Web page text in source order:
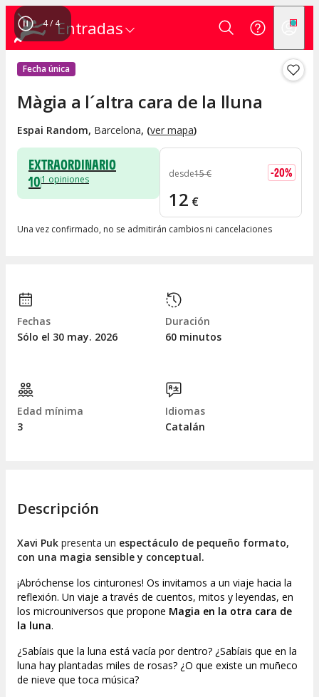
Entradas
4/ 4
Fecha única
Màgia a l´altra cara de la lluna
Espai Random, Barcelona, (ver mapa)
EXTRAORDINARIO
101 opiniones desde15€ -20%
12 €
Una vez confirmado, no se admitirán cambios ni cancelaciones
Fechas
Sólo el 30 may. 2026
Duración
60 minutos
Edad mínima
3
Idiomas
Catalán
Descripción
Xavi Puk presenta un espectáculo de pequeño formato,
con una magia sensible y conceptual.
¡Abróchense los cinturones! Os invitamos a un viaje hacia la
reflexión. Un viaje a través de cuentos, mitos y leyendas, en
los microuniversos que propone Magia en la otra cara de
la luna.
¿Sabíais que la luna está vacía por dentro? ¿Sabíais que en la
luna hay plantadas miles de rosas? ¿O que existe un muñeco
de nieve que toca música?